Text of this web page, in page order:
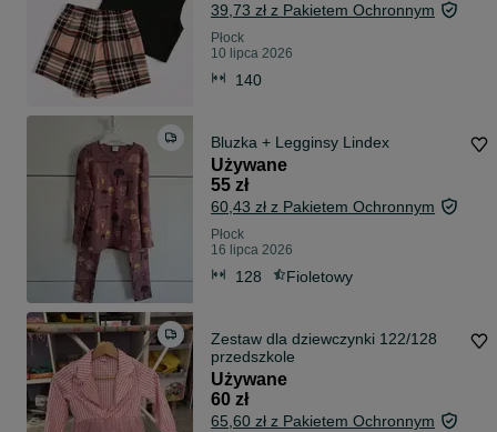
39,73 zł z Pakietem Ochronnym
Płock
10 lipca 2026
140
Bluzka + Legginsy Lindex
Używane
55 zł
60,43 zł z Pakietem Ochronnym
Płock
16 lipca 2026
128 Fioletowy
Zestaw dla dziewczynki 122/128
przedszkole
Używane
60 zł
65,60 zł z Pakietem Ochronnym